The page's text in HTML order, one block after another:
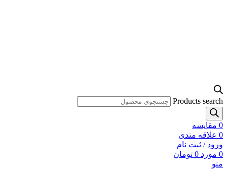
Products search
0 مقايسه
0 علاقه مندی
ورود / ثبت نام
0 مورد 0 تومان
منو